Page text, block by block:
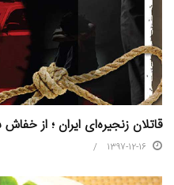
قاتلان زنجیره‌ای ایران ؛ از
1397-12-16